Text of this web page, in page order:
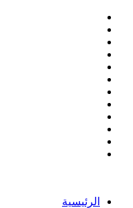
الرئيسية